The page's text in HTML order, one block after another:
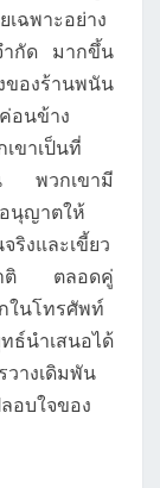
ฉพาะอย่าง
ำกัด มากขึ้น
ของร้านพนัน
อนข้าง
ขาเป็นที่
พวกเขามี
นุญาตให้
ริงและเขี้ยว
ชาติ ตลอดคู่
ในโทรศัพท์
ธ์นำเสนอได้
วางเดิมพัน
อบใจของ